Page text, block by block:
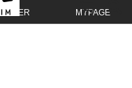
ORDER MYPAGE